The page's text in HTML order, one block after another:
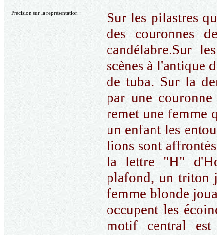
Précision sur la représentation :
Sur les pilastres
des couronnes
candélabre.Sur
scènes à l'antique
de tuba. Sur la
par une
remet une femme
un enfant les
lions sont
la lettre "H"
plafond, un triton
femme blonde
occupent les
motif central